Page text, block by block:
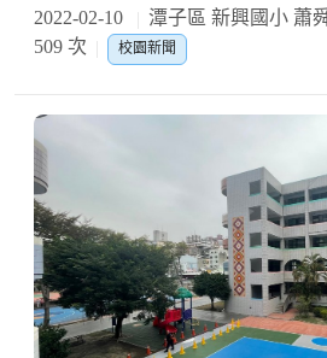
2022-02-10 潭子區 新興國小 蕭
509 次
校園新聞